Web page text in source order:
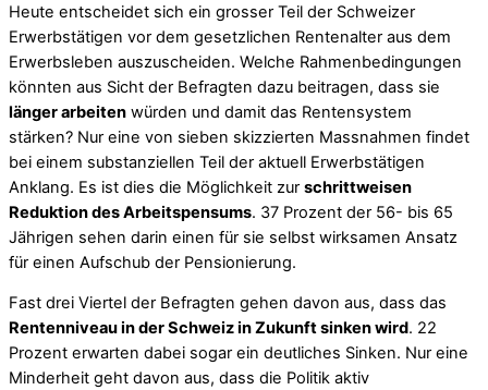
Heute entscheidet sich ein grosser Teil der Schweizer
Erwerbstätigen vor dem gesetzlichen Rentenalter aus dem
Erwerbsleben auszuscheiden. Welche Rahmenbedingungen
könnten aus Sicht der Befragten dazu beitragen, dass sie
länger arbeiten würden und damit das Rentensystem
stärken? Nur eine von sieben skizzierten Massnahmen findet
bei einem substanziellen Teil der aktuell Erwerbstätigen
Anklang. Es ist dies die Möglichkeit zur schrittweisen
Reduktion des Arbeitspensums. 37 Prozent der 56- bis 65
Jährigen sehen darin einen für sie selbst wirksamen Ansatz
für einen Aufschub der Pensionierung.
Fast drei Viertel der Befragten gehen davon aus, dass das
Rentenniveau in der Schweiz in Zukunft sinken wird. 22
Prozent erwarten dabei sogar ein deutliches Sinken. Nur eine
Minderheit geht davon aus, dass die Politik aktiv